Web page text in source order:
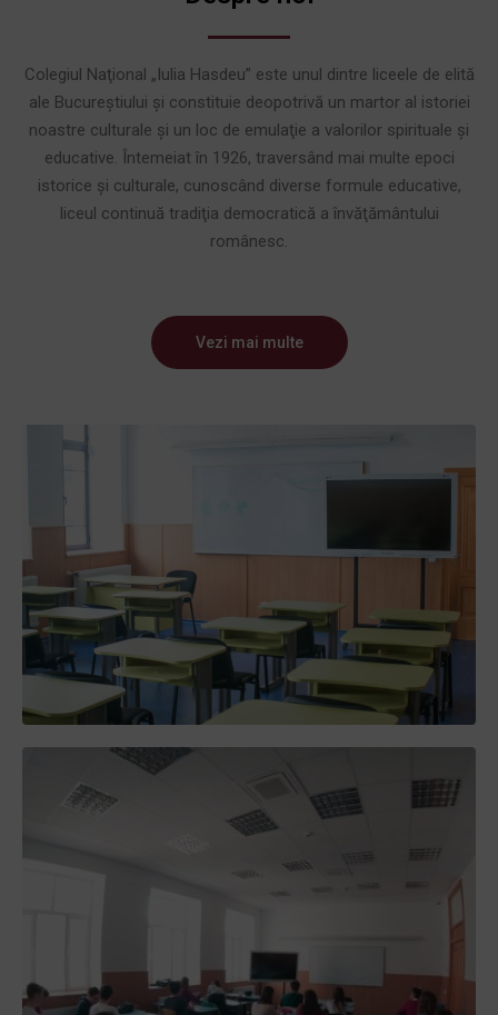
Colegiul Naţional „Iulia Hasdeu” este unul dintre liceele de elită
ale Bucureştiului şi constituie deopotrivă un martor al istoriei
noastre culturale şi un loc de emulaţie a valorilor spirituale şi
educative. Întemeiat în 1926, traversând mai multe epoci
istorice şi culturale, cunoscând diverse formule educative,
liceul continuă tradiţia democratică a învăţământului
românesc.
Vezi mai multe